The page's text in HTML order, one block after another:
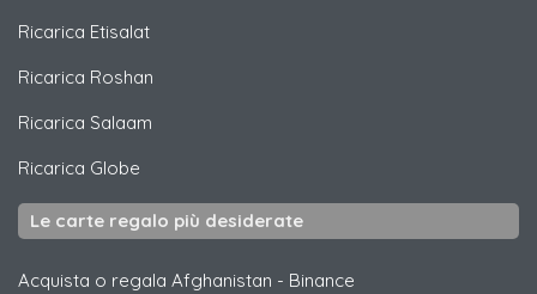
Ricarica Etisalat
Ricarica Roshan
Ricarica Salaam
Ricarica Globe
Le carte regalo più desiderate
Acquista o regala Afghanistan - Binance